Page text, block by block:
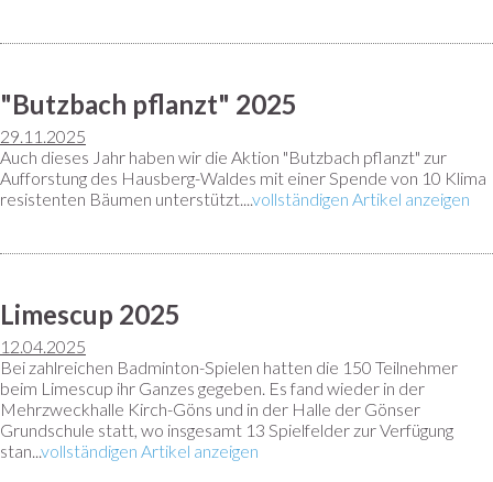
"Butzbach pflanzt" 2025
29.11.2025
Auch dieses Jahr haben wir die Aktion "Butzbach pflanzt" zur
Aufforstung des Hausberg-Waldes mit einer Spende von 10 Klima
resistenten Bäumen unterstützt....vollständigen Artikel anzeigen
Limescup 2025
12.04.2025
Bei zahlreichen Badminton-Spielen hatten die 150 Teilnehmer
beim Limescup ihr Ganzes gegeben. Es fand wieder in der
Mehrzweckhalle Kirch-Göns und in der Halle der Gönser
Grundschule statt, wo insgesamt 13 Spielfelder zur Verfügung
stan...vollständigen Artikel anzeigen